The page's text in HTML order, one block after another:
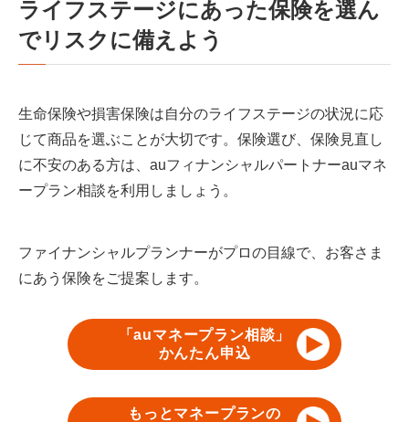
ライフステージにあった保険を選ん
でリスクに備えよう
生命保険や損害保険は自分のライフステージの状況に応
じて商品を選ぶことが大切です。保険選び、保険見直し
に不安のある方は、auフィナンシャルパートナーauマネ
ープラン相談を利用しましょう。
ファイナンシャルプランナーがプロの目線で、お客さま
にあう保険をご提案します。
「auマネープラン相談」
かんたん申込
もっとマネープランの